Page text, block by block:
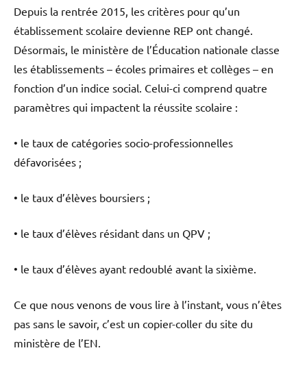
Depuis la rentrée 2015, les critères pour qu’un
établissement scolaire devienne REP ont changé.
Désormais, le ministère de l’Éducation nationale classe
les établissements – écoles primaires et collèges – en
fonction d’un indice social. Celui-ci comprend quatre
paramètres qui impactent la réussite scolaire :
• le taux de catégories socio-professionnelles
défavorisées ;
• le taux d’élèves boursiers ;
• le taux d’élèves résidant dans un QPV ;
• le taux d’élèves ayant redoublé avant la sixième.
Ce que nous venons de vous lire à l’instant, vous n’êtes
pas sans le savoir, c’est un copier-coller du site du
ministère de l’EN.